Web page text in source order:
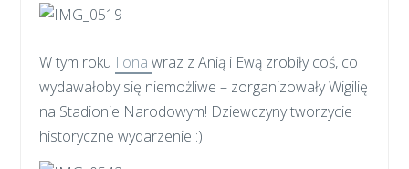
W tym roku Ilonawraz z Anią i Ewą zrobiły coś, co
wydawałoby się niemożliwe – zorganizowały Wigilię
na Stadionie Narodowym! Dziewczyny tworzycie
historyczne wydarzenie :)